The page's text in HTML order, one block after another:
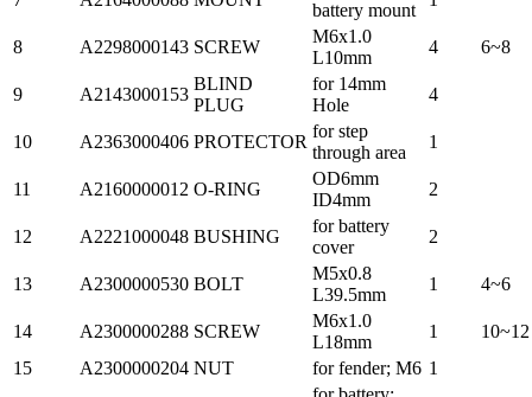
battery mount
8 A2298000143 SCREW
M6x1.0
L10mm
4 6~8
9 A2143000153
BLIND
PLUG
for 14mm
Hole
4
10 A2363000406 PROTECTOR
for step
through area
1
11 A2160000012 O-RING
OD6mm
ID4mm
2
12 A2221000048 BUSHING
for battery
cover
2
13 A2300000530 BOLT
M5x0.8
L39.5mm
1 4~6
14 A2300000288 SCREW
M6x1.0
L18mm
1
10~12
15
A2300000204 NUT for fender; M6 1